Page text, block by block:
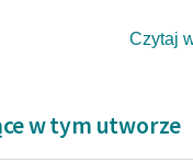
to
herbu
Czytaj
w tym utworze